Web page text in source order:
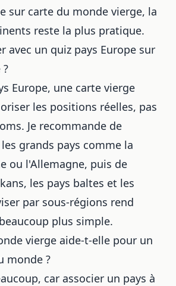
sur carte du monde vierge, la
reste la plus pratique.
avec un quiz pays Europe sur
Europe, une carte vierge
les positions réelles, pas
Je recommande de
grands pays comme la
ou l'Allemagne, puis de
les pays baltes et les
par sous-régions rend
plus simple.
vierge aide-t-elle pour un
monde ?
car associer un pays à